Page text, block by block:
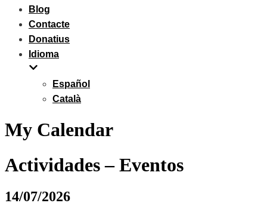
Blog
Contacte
Donatius
Idioma
Español
Català
My Calendar
Actividades – Eventos
14/07/2026